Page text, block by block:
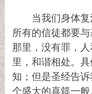
当我们身体
所有的信徒都要
那里，没有罪，
里，和谐相处。
知；但是圣经告
个盛大的喜筵一般